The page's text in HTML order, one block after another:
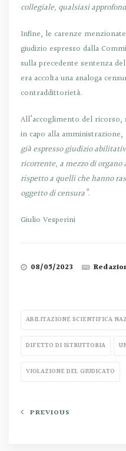
collegiale, qualsiasi
Infine, le carenze
giudizio espresso dalla
sulla precedente sentenza
era accolta una analoga
contraddittorietà.
All’accoglimento del ricorso,
in capo alla amministrazione,
già espresso giudizio
ricorrente, a mezzo di
rispetto a quelli che hanno
oggetto di censura”.
Giulio Vesperini
08/05/2023
ABILITAZIONE SCIENTIFICA
DIFETTO DI ISTRUTTORIA
VIOLAZIONE DEL GIUDICATO
PREVIOUS